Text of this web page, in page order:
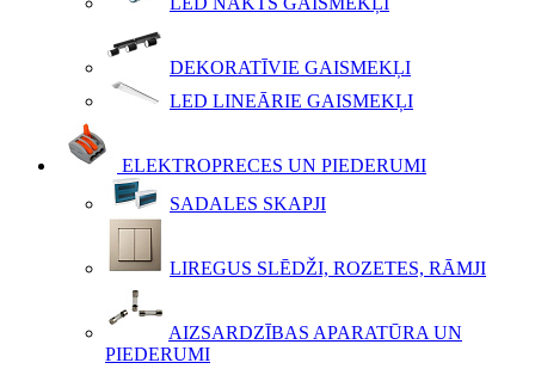
DEKORATĪVIE GAISMEKĻI
LED LINEĀRIE GAISMEKĻI
ELEKTROPRECES UN PIEDERUMI
SADALES SKAPJI
LIREGUS SLĒDŽI, ROZETES, RĀMJI
AIZSARDZĪBAS APARATŪRA UN
PIEDERUMI